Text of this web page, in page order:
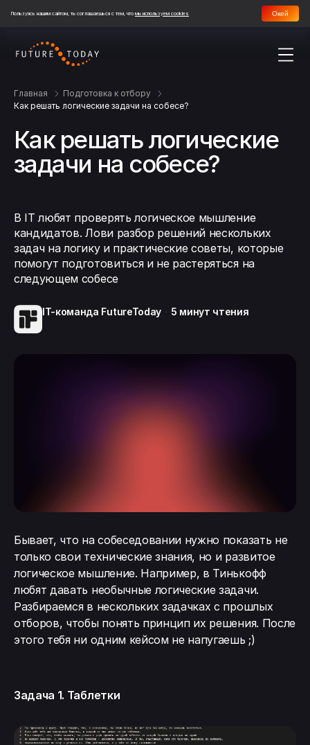
Пользуясь нашим сайтом, ты соглашаешься с тем, что мы используем cookies Окей
Главная
Подготовка к отбору
Как решать логические задачи на собесе?
Как решать логические
задачи на собесе?
В IT любят проверять логическое мышление
кандидатов. Лови разбор решений нескольких
задач на логику и практические советы, которые
помогут подготовиться и не растеряться на
следующем собесе
IT-команда FutureToday 5 минут чтения
Бывает, что на собеседовании нужно показать не
только свои технические знания, но и развитое
логическое мышление. Например, в Тинькофф
любят давать необычные логические задачи.
Разбираемся в нескольких задачках с прошлых
отборов, чтобы понять принцип их решения. После
этого тебя ни одним кейсом не напугаешь ;)
Задача 1. Таблетки